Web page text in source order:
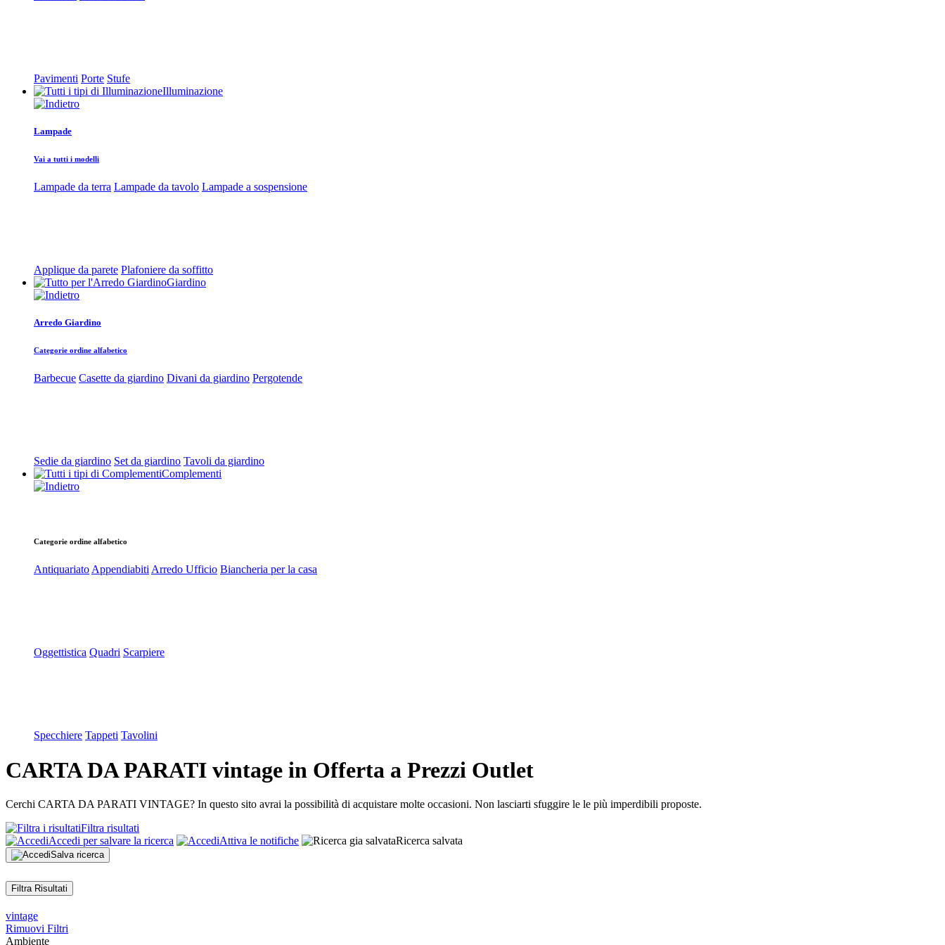
Pavimenti Porte Stufe
Illuminazione
Lampade
Vai a tutti i modelli
Lampade da terra Lampade da tavolo Lampade a sospensione
Applique da parete Plafoniere da soffitto
Giardino
Arredo Giardino
Categorie ordine alfabetico
Barbecue Casette da giardino Divani da giardino Pergotende
Sedie da giardino Set da giardino Tavoli da giardino
Complementi
Categorie ordine alfabetico
Antiquariato Appendiabiti Arredo Ufficio Biancheria per la casa
Oggettistica Quadri Scarpiere
Specchiere Tappeti Tavolini
CARTA DA PARATI vintage in Offerta a Prezzi Outlet
Cerchi CARTA DA PARATI VINTAGE? In questo sito avrai la possibilità di acquistare molte occasioni. Non lasciarti sfuggire le le più imperdibili proposte.
Filtra risultati
Accedi per salvare la ricerca
Attiva le notifiche Ricerca salvata
Salva ricerca
Filtra Risultati
vintage
Rimuovi Filtri
Ambiente